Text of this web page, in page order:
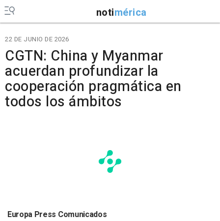
notimérica
22 DE JUNIO DE 2026
CGTN: China y Myanmar
acuerdan profundizar la
cooperación pragmática en
todos los ámbitos
Europa Press Comunicados